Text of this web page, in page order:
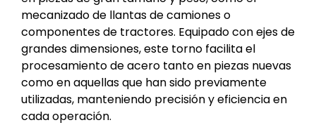
mecanizado de llantas de camiones o
componentes de tractores. Equipado con ejes de
grandes dimensiones, este torno facilita el
procesamiento de acero tanto en piezas nuevas
como en aquellas que han sido previamente
utilizadas, manteniendo precisión y eficiencia en
cada operación.